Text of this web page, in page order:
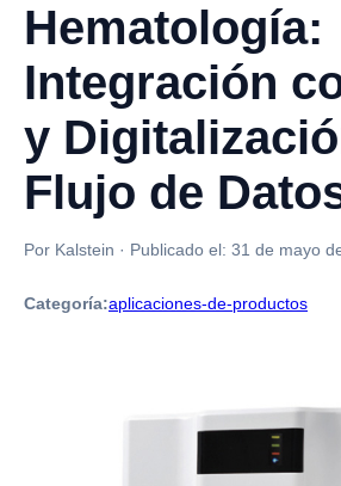
Hematología:
Integración
y
Flujo de
Por Kalstein · Publicado el: 31 de mayo
Categoría:aplicaciones-de-productos